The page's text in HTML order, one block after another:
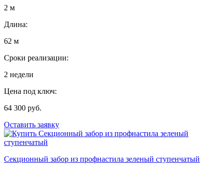
2 м
Длина:
62 м
Сроки реализации:
2 недели
Цена под ключ:
64 300 руб.
Оставить заявку
Секционный забор из профнастила зеленый ступенчатый